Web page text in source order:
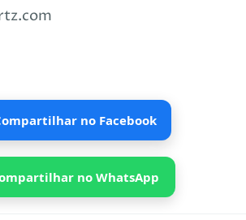
no Facebook
no WhatsApp